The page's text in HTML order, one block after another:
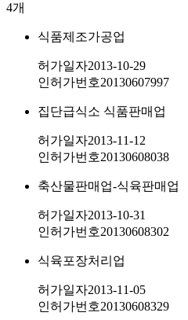
4개
식품제조가공업
허가일자2013-10-29
인허가번호20130607997
집단급식소 식품판매업
허가일자2013-11-12
인허가번호20130608038
축산물판매업-식육판매업
허가일자2013-10-31
인허가번호20130608302
식육포장처리업
허가일자2013-11-05
인허가번호20130608329